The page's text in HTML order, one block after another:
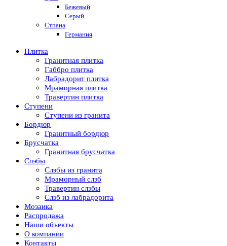
Бежевый
Серый
Страна
Германия
Плитка
Гранитная плитка
Габбро плитка
Лабрадорит плитка
Мраморная плитка
Травертин плитка
Ступени
Ступени из гранита
Бордюр
Гранитный бордюр
Брусчатка
Гранитная брусчатка
Слэбы
Слэбы из гранита
Мраморный слэб
Травертин слэбы
Слэб из лабрадорита
Мозаика
Распродажа
Наши объекты
О компании
Контакты